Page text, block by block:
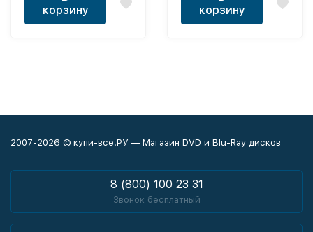
(дублированный)
корзину
корзину
2007-2026 © купи-все.РУ — Магазин DVD и Blu-Ray дисков
8 (800) 100 23 31
Звонок бесплатный